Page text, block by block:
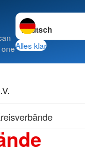
Sprache wechseln
Alles klar